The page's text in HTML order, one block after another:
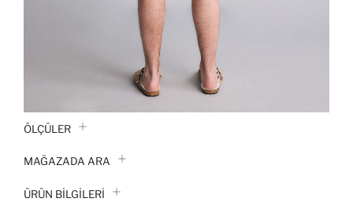
ÖLÇÜLER
MAĞAZADA ARA
ÜRÜN BILGILERI